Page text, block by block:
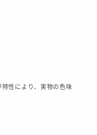
性により、実物の色味